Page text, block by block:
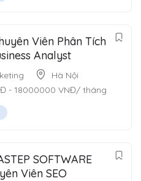
Viên Phân Tích
Analyst
Hà Nội
- 18000000 VNĐ/ tháng
SOFTWARE
Viên SEO